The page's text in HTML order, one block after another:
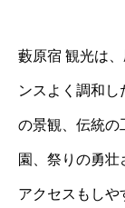
藪原宿 観光は
ンスよく調和
の景観、伝統の
園、祭りの勇壮
アクセスもしや